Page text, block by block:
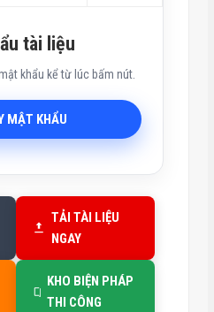
tài liệu
khẩu kể từ lúc bấm nút.
MẬT KHẨU
TẢI TÀI LIỆU
NGAY
KHO BIỆN PHÁP
THI CÔNG